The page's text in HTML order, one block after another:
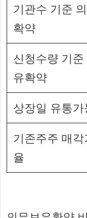
기관수 기준
확약
신청수량 기
유확약
상장일 유통
기존주주 매각
율